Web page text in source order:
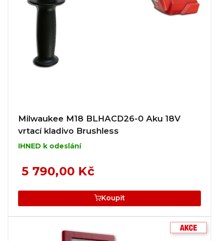
Milwaukee M18 BLHACD26-0 Aku 18V
vrtací kladivo Brushless
IHNED k odeslání
5 790,00 Kč
Koupit